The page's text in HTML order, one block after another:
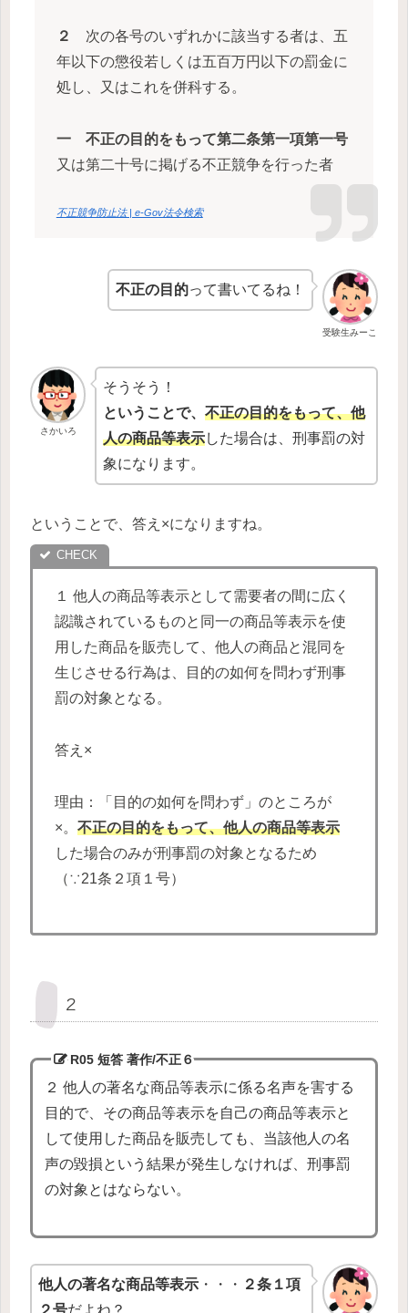
２
次の各号のいずれかに該当する者は、五
年以下の懲役若しくは五百万円以下の罰金に
処し、又はこれを併科する。
一
不正の目的をもって第二条第一項第一号
又は第二十号に掲げる不正競争を行った者
不正競争防止法 | e-Gov法令検索
受験生みーこ
不正の目的って書いてるね！
さかいろ
そうそう！
ということで、不正の目的をもって、他
人の商品等表示した場合は、刑事罰の対
象になります。
ということで、答え×になりますね。
１ 他人の商品等表示として需要者の間に広く
認識されているものと同一の商品等表示を使
用した商品を販売して、他人の商品と混同を
生じさせる行為は、目的の如何を問わず刑事
罰の対象となる。
答え×
理由：「目的の如何を問わず」のところが
×。 不正の目的をもって、他人の商品等表示
した場合のみが刑事罰の対象となるため
（∵21条２項１号）
２
R05 短答 著作/不正６
２ 他人の著名な商品等表示に係る名声を害する
目的で、その商品等表示を自己の商品等表示と
して使用した商品を販売しても、当該他人の名
声の毀損という結果が発生しなければ、刑事罰
の対象とはならない。
他人の著名な商品等表示 ・・・ ２条１項